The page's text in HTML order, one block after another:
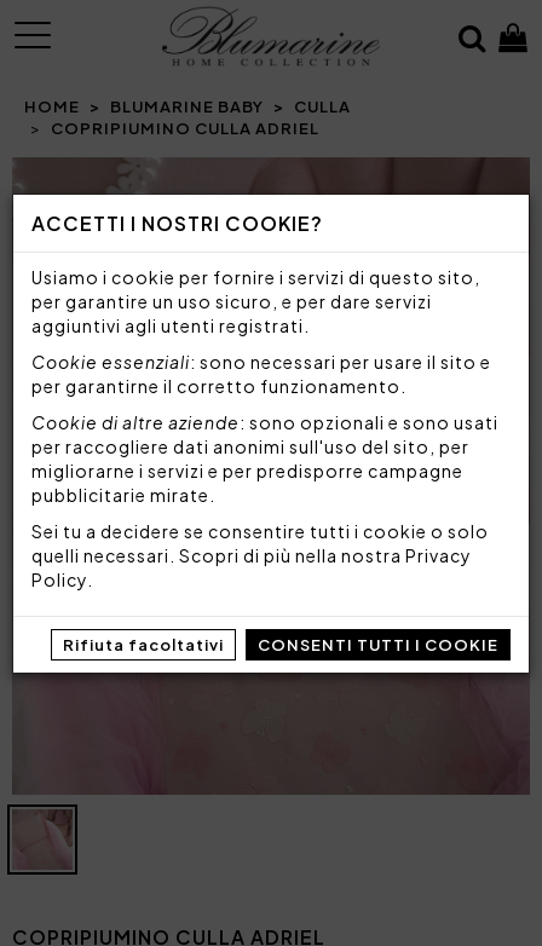
ACCETTI I NOSTRI COOKIE?
Usiamo i cookie per fornire i servizi di questo sito,
per garantire un uso sicuro, e per dare servizi
aggiuntivi agli utenti registrati.
Cookie essenziali: sono necessari per usare il sito e
per garantirne il corretto funzionamento.
Cookie di altre aziende: sono opzionali e sono usati
per raccogliere dati anonimi sull'uso del sito, per
migliorarne i servizi e per predisporre campagne
pubblicitarie mirate.
Sei tu a decidere se consentire tutti i cookie o solo
quelli necessari. Scopri di più nella nostra Privacy
Policy
Rifiuta facoltativi CONSENTI TUTTI I COOKIE
MENU
HOME BLUMARINE BABY
CULLA
COPRIPIUMINO CULLA ADRIEL
Prev
COPRIPIUMINO CULLA ADRIEL